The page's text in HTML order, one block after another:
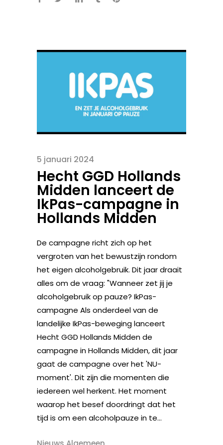
5 januari 2024
Hecht GGD Hollands
Midden lanceert de
IkPas-campagne in
Hollands Midden
De campagne richt zich op het
vergroten van het bewustzijn rondom
het eigen alcoholgebruik. Dit jaar draait
alles om de vraag: "Wanneer zet jij je
alcoholgebruik op pauze? IkPas-
campagne Als onderdeel van de
landelijke IkPas-beweging lanceert
Hecht GGD Hollands Midden de
campagne in Hollands Midden, dit jaar
gaat de campagne over het 'NU-
moment'. Dit zijn die momenten die
iedereen wel herkent. Het moment
waarop het besef doordringt dat het
tijd is om een alcoholpauze in te...